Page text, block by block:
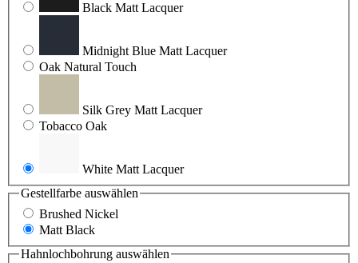
Black Matt Lacquer
Midnight Blue Matt Lacquer
Oak Natural Touch
Silk Grey Matt Lacquer
Tobacco Oak
White Matt Lacquer
Gestellfarbe auswählen
Brushed Nickel
Matt Black
Hahnlochbohrung auswählen